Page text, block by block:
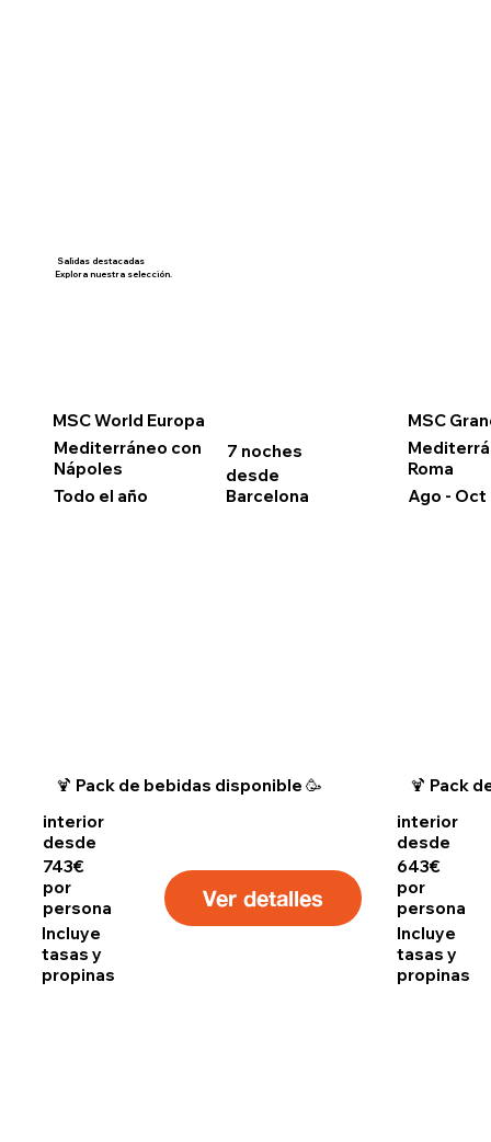
Salidas destacadas
Explora nuestra selección.
MSC World Europa
Mediterráneo con
Nápoles
Todo el año
7 noches
desde
Barcelona
🍹 Pack de bebidas disponible 🥳
interior
desde
743€
por
persona
Incluye
tasas y
propinas
Ver detalles
MSC
Roma
Ago - Oct
🍹 Pack
interior
desde
643€
por
persona
Incluye
tasas y
propinas